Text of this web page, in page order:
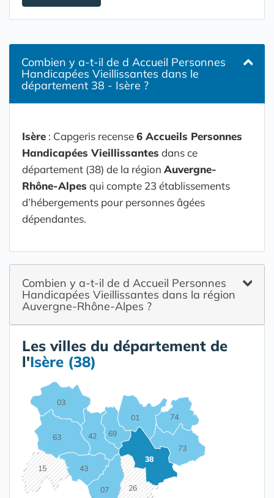
Combien y a-t-il de d Accueil Personnes
Handicapées Vieillissantes dans le
département 38 - Isère ?
Isère : Capgeris recense6 Accueils Personnes
Handicapées Vieillissantes dans ce
département (38) de la région Auvergne-
Rhône-Alpes qui compte 23 établissements
d’hébergements pour personnes âgées
dépendantes.
Combien y a-t-il de d Accueil Personnes
Handicapées Vieillissantes dans la région
Auvergne-Rhône-Alpes ?
Les villes du département de
l'Isère (38)
01
03
07
15
26
38
42
43
63
69
73
74